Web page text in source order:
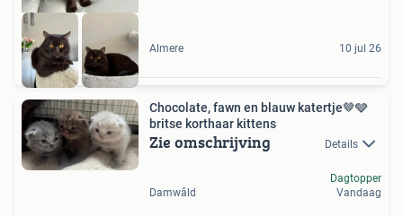
Almere 10 jul 26
Chocolate, fawn en blauw katertje🤎🩶
britse korthaar kittens
Zie omschrijving Details
Damwâld
Dagtopper
Vandaag